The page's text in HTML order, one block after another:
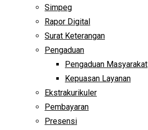
Simpeg
Rapor Digital
Surat Keterangan
Pengaduan
Pengaduan Masyarakat
Kepuasan Layanan
Ekstrakurikuler
Pembayaran
Presensi